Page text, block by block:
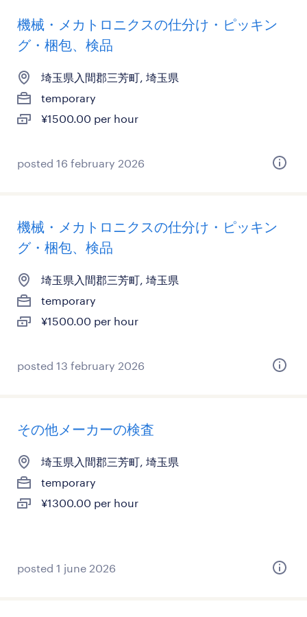
機械・メカトロニクスの仕分け・ピッキン
グ・梱包、検品
埼玉県入間郡三芳町, 埼玉県
temporary
¥1500.00 per hour
posted 16 february 2026
機械・メカトロニクスの仕分け・ピッキン
グ・梱包、検品
埼玉県入間郡三芳町, 埼玉県
temporary
¥1500.00 per hour
posted 13 february 2026
その他メーカーの検査
埼玉県入間郡三芳町, 埼玉県
temporary
¥1300.00 per hour
posted 1 june 2026